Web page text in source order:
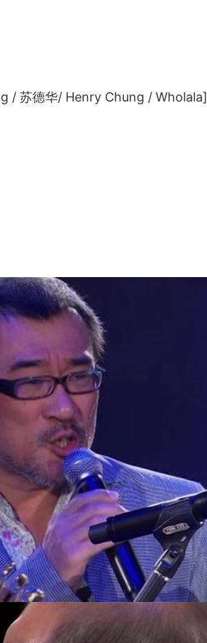
/ 苏德华/ Henry Chung / Wholala]